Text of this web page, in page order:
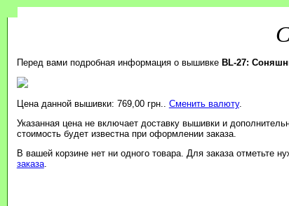
Перед вами подробная информация о вышивке BL-27:
Цена данной вышивки: 769,00 грн.. Сменить валюту.
Указанная цена не включает доставку вышивки и
стоимость будет известна при оформлении заказа.
В вашей корзине нет ни одного товара. Для заказа отметьте
заказа.